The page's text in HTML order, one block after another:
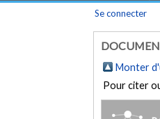
Se connecter
Monter
Pour citer